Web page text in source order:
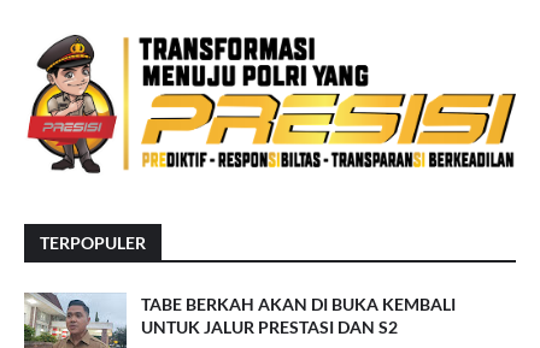
TERPOPULER
TABE BERKAH AKAN DI BUKA KEMBALI
UNTUK JALUR PRESTASI DAN S2